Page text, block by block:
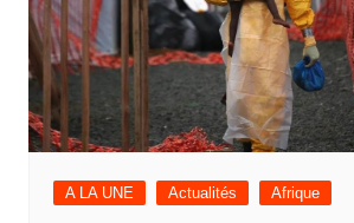
A LA UNE Actualités Afrique